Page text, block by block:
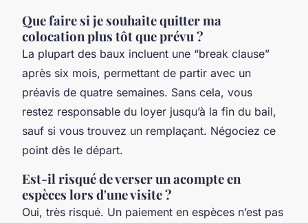
Que faire si je souhaite quitter ma
colocation plus tôt que prévu ?
La plupart des baux incluent une “break clause”
après six mois, permettant de partir avec un
préavis de quatre semaines. Sans cela, vous
restez responsable du loyer jusqu’à la fin du bail,
sauf si vous trouvez un remplaçant. Négociez ce
point dès le départ.
Est-il risqué de verser un acompte en
espèces lors d'une visite ?
Oui, très risqué. Un paiement en espèces n’est pas